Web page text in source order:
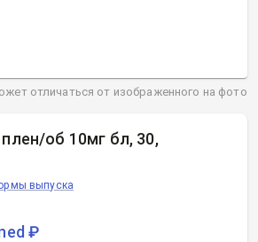
об 10мг бл, 30,
выпуска
₽
отличаться от изображенного на фото